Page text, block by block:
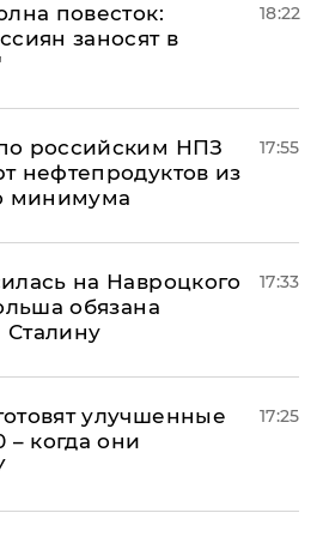
повесток:
заносят в
18:22
российским НПЗ
нефтепродуктов из
минимума
17:55
на Навроцкого
обязана
Сталину
17:33
улучшенные
– когда они
17:25